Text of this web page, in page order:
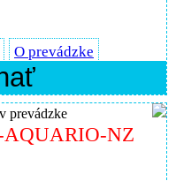
O prevádzke
prevádzke
AQUARIO-NZ